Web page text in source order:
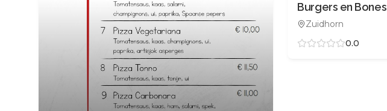
Burgers en Bones
Zuidhorn
0.0